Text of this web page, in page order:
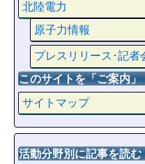
北陸電力
原子力情報
プレスリリース･記者
このサイトを「ご案内」
サイトマップ
活動分野別に記事を読む